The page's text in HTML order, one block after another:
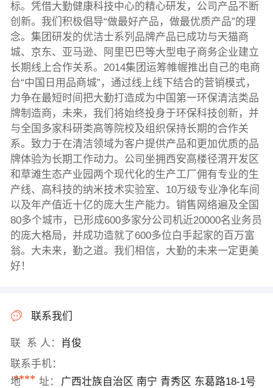
标。凭借大勤健康科技中心的精心研发，公司产品不断
创新。我们积极倡导“做最好产品，做最优质产品”的理
念。集团研发的优洁士系列品牌产品已成功与天猫商
城、京东、亚马逊、阿里巴巴等大型电子商务企业建立
长期线上合作关系。2014集团运筹帷幄推出自己的电商
台“中国日用品商城”，通过线上线下结合的营销模式，
力争在最短时间把大勤打造成为中国第一环保清洁类品
牌制造商，未来，我们将始终投身于环保科技创新，并
与全国多家科研类高等院校及组织保持长期的合作关
系。致力于在清洁领域为客户提供产品和更加优质的品
牌体验为长期工作动力。公司坐拥西安高楼径渭开发区
和草滩生态产业园两个现代化的生产工厂佣有专业的生
产线、高科技的纳米技术实验室、10万级专业净化车间
以及年产值近十亿的庞大生产能力。销售网络遍及全国
80多个城市，已形成600多家分公司机近20000名业务员
的庞大格局，并成功造就了600多位白手起家的百万富
翁。大未来，勤之道。我们相信，大勤的未来一定更美
好！
联系我们
联 系 人：
肖俊
联系手机：
****
地 址： 广西壮族自治区 南宁 青秀区 东葛路18-1号